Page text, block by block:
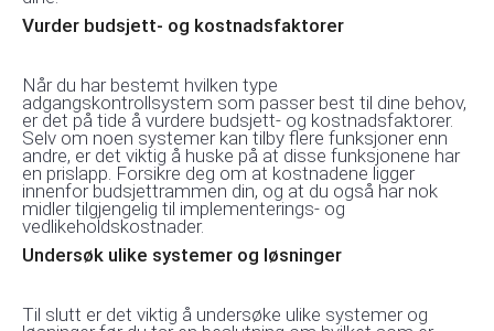
Vurder budsjett- og kostnadsfaktorer
Når du har bestemt hvilken type
adgangskontrollsystem som passer best til dine behov,
er det på tide å vurdere budsjett- og kostnadsfaktorer.
Selv om noen systemer kan tilby flere funksjoner enn
andre, er det viktig å huske på at disse funksjonene har
en prislapp. Forsikre deg om at kostnadene ligger
innenfor budsjettrammen din, og at du også har nok
midler tilgjengelig til implementerings- og
vedlikeholdskostnader.
Undersøk ulike systemer og løsninger
Til slutt er det viktig å undersøke ulike systemer og